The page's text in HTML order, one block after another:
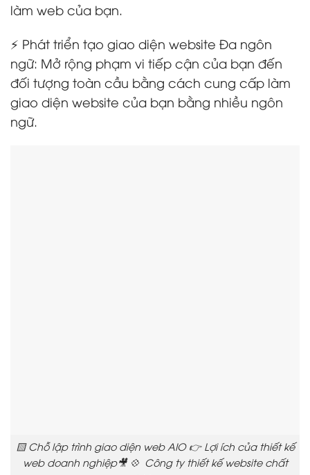
làm web của bạn.
⚡ Phát triển tạo giao diện website Đa ngôn
ngữ: Mở rộng phạm vi tiếp cận của bạn đến
đối tượng toàn cầu bằng cách cung cấp làm
giao diện website của bạn bằng nhiều ngôn
ngữ.
🟨 Chỗ lập trình giao diện web AIO 👉 Lợi ích của thiết kế
web doanh nghiệp🎥 💠 Công ty thiết kế website chất